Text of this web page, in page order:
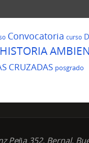
Convocatoria curso
HISTORIA
CRUZADAS posgrado
Peña 352, Bernal,